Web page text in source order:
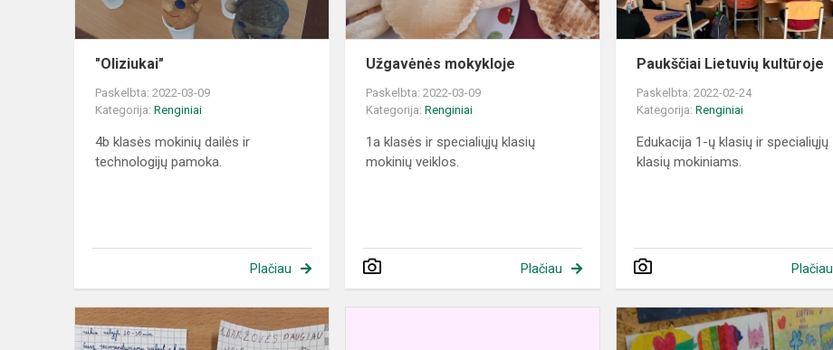
"Oliziukai"
Paskelbta: 2022-03-09
Kategorija: Renginiai
4b klasės mokinių dailės ir
technologijų pamoka.
Plačiau
Užgavėnės mokykloje
Paskelbta: 2022-03-09
Kategorija:Renginiai
1a klasės ir specialiųjų klasių
mokinių veiklos.
Plačiau
Paukščiai Lietuvių kultūroje
Paskelbta: 2022-02-24
Kategorija:Renginiai
Edukacija 1-ų klasių ir specialiųjų
klasių mokiniams.
Plačiau
teorinė
Didžiausia
nuotolinė